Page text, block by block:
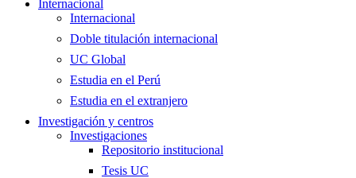
Internacional
Internacional
Doble titulación internacional
UC Global
Estudia en el Perú
Estudia en el extranjero
Investigación y centros
Investigaciones
Repositorio institucional
Tesis UC